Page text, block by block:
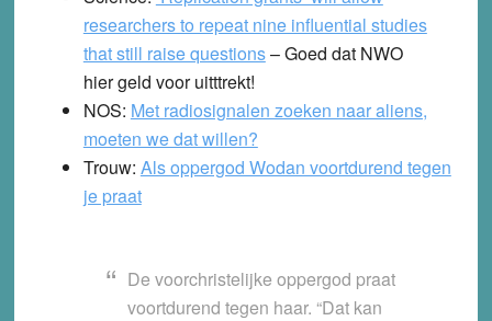
researchers to repeat nine influential studies
that still raise questions– Goed dat NWO
hier geld voor uitttrekt!
NOS: Met radiosignalen zoeken naar aliens,
moeten we dat willen?
Trouw: Als oppergod Wodan voortdurend tegen
je praat
De voorchristelijke oppergod praat
voortdurend tegen haar. “Dat kan